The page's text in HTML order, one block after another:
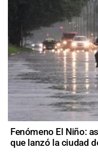
Fenómeno El Niño:
que lanzó la ciudad